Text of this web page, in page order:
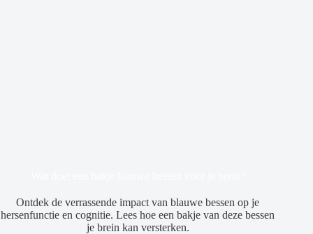
Ontdek de verrassende impact van blauwe bessen op je
hersenfunctie en cognitie. Lees hoe een bakje van deze bessen
je brein kan versterken.